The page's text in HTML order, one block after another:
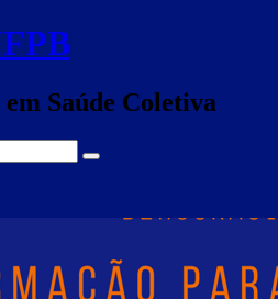
Saúde Coletiva